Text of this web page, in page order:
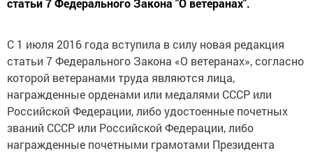
статьи 7 Федерального Закона "О ветеранах".
С 1 июля 2016 года вступила в силу новая редакция
статьи 7 Федерального Закона «О ветеранах», согласно
которой ветеранами труда являются лица,
награжденные орденами или медалями СССР или
Российской Федерации, либо удостоенные почетных
званий СССР или Российской Федерации, либо
награжденные почетными грамотами Президента